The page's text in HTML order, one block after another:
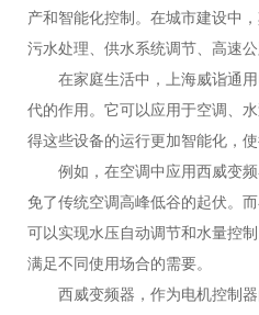
产和智能化控制。在城市建设中
污水处理、供水系统调节、高速公
在家庭生活中，上海威诣通用
代的作用。它可以应用于空调、
得这些设备的运行更加智能化，
例如，在空调中应用西威变频
免了传统空调高峰低谷的起伏。
可以实现水压自动调节和水量控
满足不同使用场合的需要。
西威变频器，作为电机控制器